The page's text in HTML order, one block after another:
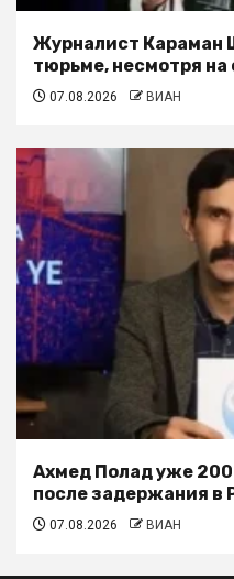
Журналист Караман
тюрьме, несмотря
07.08.2026 ВИАН
Ахмед Полад уже 200
после задержания в
07.08.2026 ВИАН